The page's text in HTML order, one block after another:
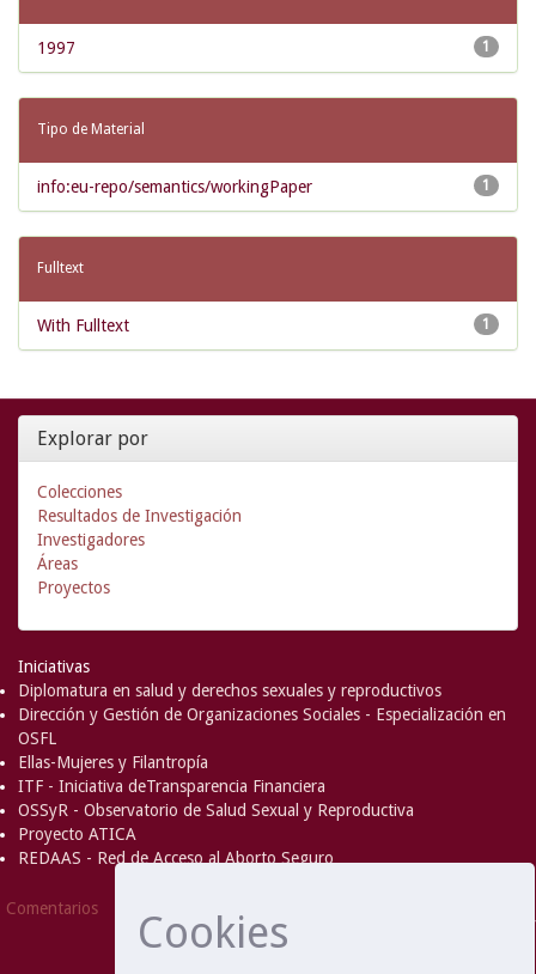
Cookies
1
1997
Tipo de Material
1
info:eu-repo/semantics/workingPaper
Fulltext
1
With Fulltext
Explorar por
Colecciones
Resultados de Investigación
Investigadores
Áreas
Proyectos
Iniciativas
Diplomatura en salud y derechos sexuales y reproductivos
Dirección y Gestión de Organizaciones Sociales - Especialización en
OSFL
Ellas-Mujeres y Filantropía
ITF - Iniciativa deTransparencia Financiera
OSSyR - Observatorio de Salud Sexual y Reproductiva
Proyecto ATICA
REDAAS - Red de Acceso al Aborto Seguro
Comentarios
2008 MITandHewlett-Packard
- Extensión mantenida y
optimizado por